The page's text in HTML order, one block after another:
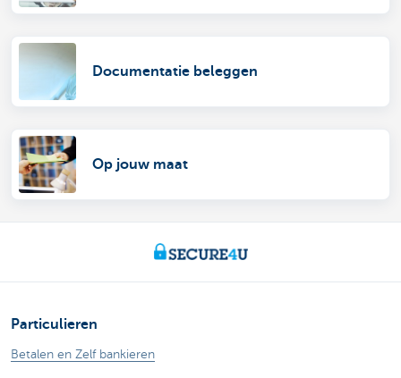
Documentatie beleggen
Op jouw maat
Particulieren
Betalen en Zelf bankieren